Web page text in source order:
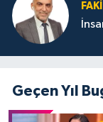
Geçen Yıl